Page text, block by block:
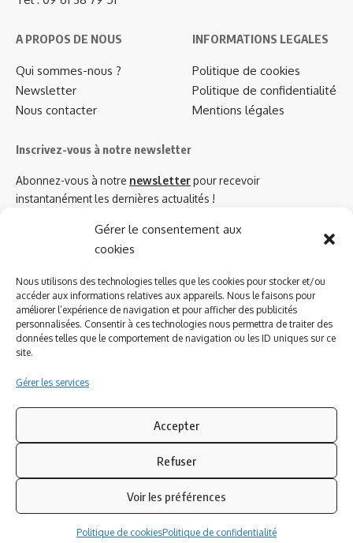
Gérer le consentement aux
cookies
Nous utilisons des technologies telles que les cookies pour stocker et/ou
accéder aux informations relatives aux appareils. Nous le faisons pour
améliorer l’expérience de navigation et pour afficher des publicités
personnalisées. Consentir à ces technologies nous permettra de traiter des
données telles que le comportement de navigation ou les ID uniques sur ce
site.
Gérer les services
Accepter
Refuser
Voir les préférences
Politique de cookiesPolitique de confidentialité
A PROPOS DE NOUS
Qui sommes-nous ?
Newsletter
Nous contacter
INFORMATIONS LEGALES
Politique de cookies
Politique de confidentialité
Mentions légales
Inscrivez-vous à notre newsletter
Abonnez-vous à notre newsletterpour recevoir
instantanément les dernières actualités !
Azinat.com TV soutient
Suivez-nous
© 2023 Azinat.com TV édité et géré par WOOMEET SAS, powered by
Wordpress.